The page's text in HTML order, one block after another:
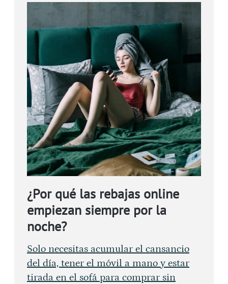
¿Por qué las rebajas online
empiezan siempre por la
noche?
Solo necesitas acumular el cansancio
del día, tener el móvil a mano y estar
tirada en el sofá para comprar sin